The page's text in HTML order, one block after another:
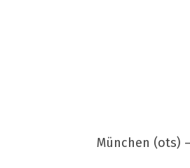
München (ots) –